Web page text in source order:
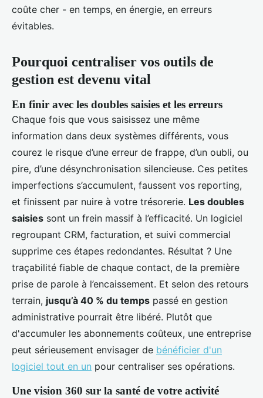
coûte cher - en temps, en énergie, en erreurs
évitables.
Pourquoi centraliser vos outils de
gestion est devenu vital
En finir avec les doubles saisies et les erreurs
Chaque fois que vous saisissez une même
information dans deux systèmes différents, vous
courez le risque d’une erreur de frappe, d’un oubli, ou
pire, d’une désynchronisation silencieuse. Ces petites
imperfections s’accumulent, faussent vos reporting,
et finissent par nuire à votre trésorerie. Les doubles
saisies sont un frein massif à l’efficacité. Un logiciel
regroupant CRM, facturation, et suivi commercial
supprime ces étapes redondantes. Résultat ? Une
traçabilité fiable de chaque contact, de la première
prise de parole à l’encaissement. Et selon des retours
terrain, jusqu’à 40 % du temps passé en gestion
administrative pourrait être libéré. Plutôt que
d'accumuler les abonnements coûteux, une entreprise
peut sérieusement envisager de bénéficier d'un
logiciel tout en un pour centraliser ses opérations.
Une vision 360 sur la santé de votre activité